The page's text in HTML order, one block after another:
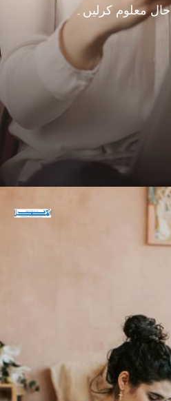
معلوم کرلیں۔